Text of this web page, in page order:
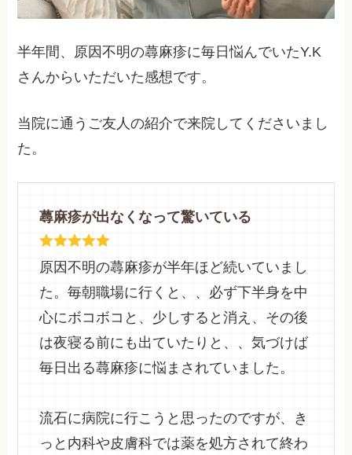
半年間、原因不明の蕁麻疹に毎日悩んでいたY.K
さんからいただいた感想です。
当院に通うご友人の紹介で来院してくださいまし
た。
蕁麻疹が出なくなって驚いている
原因不明の蕁麻疹が半年ほど続いていまし
た。毎朝職場に行くと、、必ず下半身を中
心にボコボコと、少しすると消え、その後
は夜寝る前にも出ていたりと、、気づけば
毎日出る蕁麻疹に悩まされていました。
流石に病院に行こうと思ったのですが、き
っと内科や皮膚科では薬を処方されて終わ